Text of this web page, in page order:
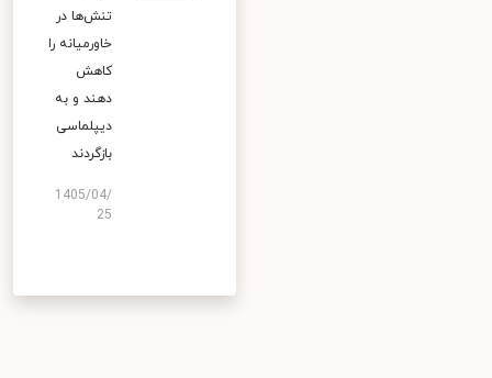
تنش‌ها در
خاورمیانه را
کاهش
دهند و به
دیپلماسی
بازگردند
1405/04/
25